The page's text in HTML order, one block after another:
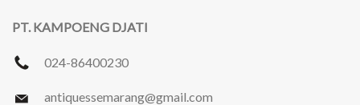
PT. KAMPOENG DJATI
024-86400230
antiquessemarang@gmail.com